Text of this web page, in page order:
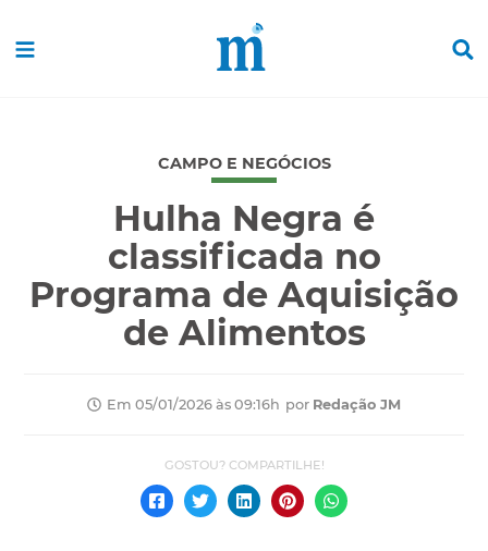
CAMPO E NEGÓCIOS
Hulha Negra é
classificada no
Programa de Aquisição
de Alimentos
Em 05/01/2026 às 09:16h por Redação JM